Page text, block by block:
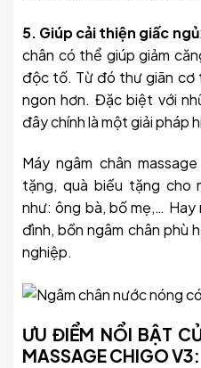
5. Giúp cải thiện giấc ngủ
chân có thể giúp giảm
độc tố. Từ đó thư giãn cơ
ngon hơn. Đặc biệt với
đây chính là một giải pháp
Máy ngâm chân
tặng, quà biếu tặng cho
như: ông bà, bố mẹ,… Hay
đình, bồn ngâm chân phù
nghiệp.
ƯU ĐIỂM NỔI BẬT
MASSAGE CHIGO V3: